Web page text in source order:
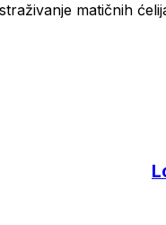
matičnih